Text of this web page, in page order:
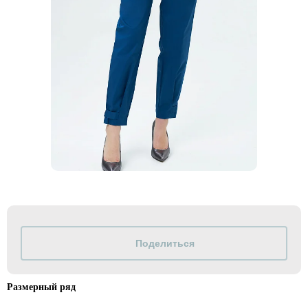
Размерный ряд